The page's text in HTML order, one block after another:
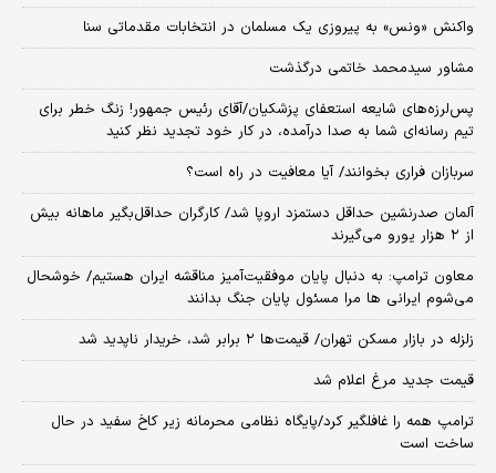
واکنش «ونس» به پیروزی یک مسلمان در انتخابات مقدماتی سنا
مشاور سیدمحمد خاتمی درگذشت
پس‌لرزه‌های شایعه استعفای پزشکیان/آقای رئیس جمهور! زنگ خطر برای
تیم رسانه‌ای شما به صدا درآمده، در کار خود تجدید نظر کنید
سربازان فراری بخوانند/ آیا معافیت در راه است؟
آلمان صدرنشین حداقل دستمزد اروپا شد/ کارگران حداقل‌بگیر ماهانه بیش
از ۲ هزار یورو می‌گیرند
معاون ترامپ: به دنبال پایان موفقیت‌آمیز مناقشه ایران هستیم/ خوشحال
می‌شوم ایرانی ها مرا مسئول پایان جنگ بدانند
زلزله در بازار مسکن تهران/ قیمت‌ها ۲ برابر شد، خریدار ناپدید شد
قیمت جدید مرغ اعلام شد
ترامپ همه را غافلگیر کرد/پایگاه نظامی محرمانه زیر کاخ سفید در حال
ساخت است